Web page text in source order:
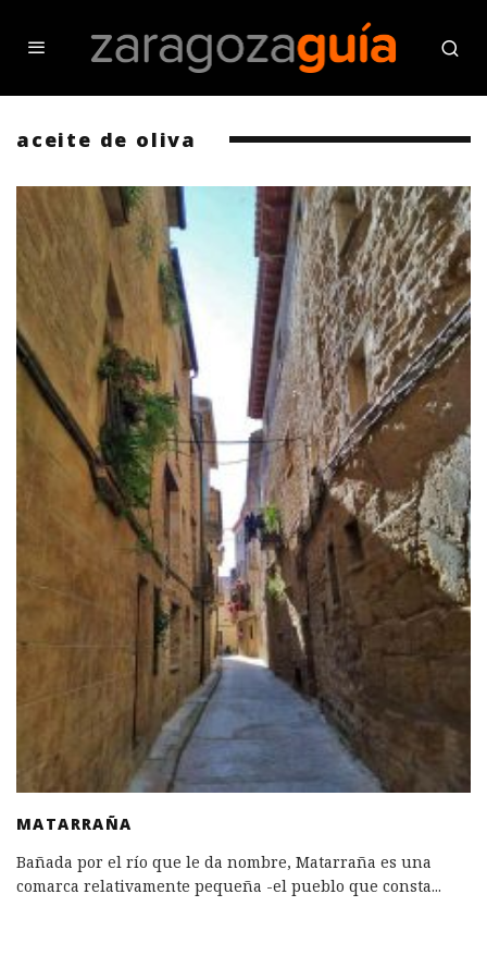
aceite de oliva
MATARRAÑA
Bañada por el río que le da nombre, Matarraña es una
comarca relativamente pequeña -el pueblo que consta...